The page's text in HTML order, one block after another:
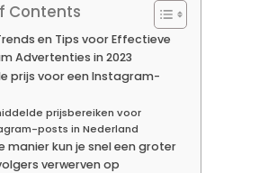
Contents
en Tips voor Effectieve
Advertenties in 2023
prijs voor een Instagram-
prijsbereiken voor
posts in Nederland
manier kun je snel een groter
verwerven op